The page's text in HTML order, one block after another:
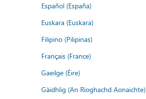
Español (España)
Euskara (Euskara)
Filipino (Pilipinas)
Français (France)
Gaeilge (Éire)
Gàidhlig (An Rìoghachd Aonaichte)